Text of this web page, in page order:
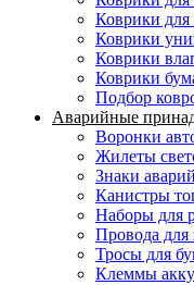
Коврики для
Коврики
Коврики
Коврики
Подбор
Аварийные
Воронки
Жилеты
Знаки
Канистры
Наборы для
Провода для
Тросы для
Клеммы